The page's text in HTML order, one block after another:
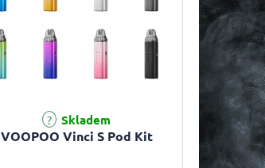
VOOPOO Vinci S Pod Kit
Skladem